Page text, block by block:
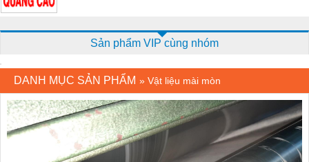
Sản phẩm VIP cùng nhóm
DANH MỤC SẢN PHẨM » Vật liệu mài mòn